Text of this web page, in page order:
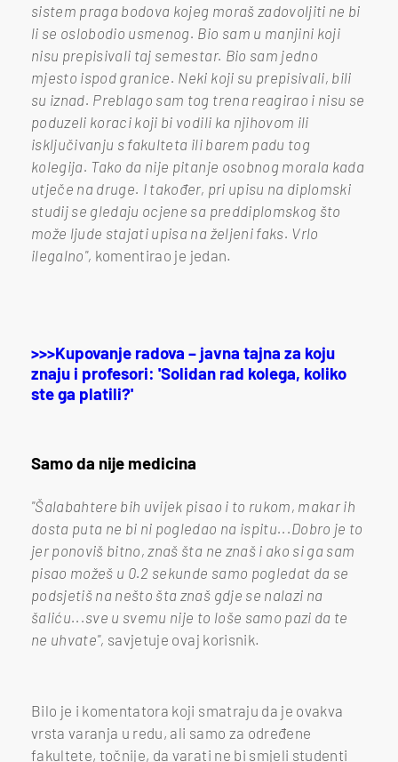
sistem praga bodova kojeg moraš zadovoljiti ne bi
li se oslobodio usmenog. Bio sam u manjini koji
nisu prepisivali taj semestar. Bio sam jedno
mjesto ispod granice. Neki koji su prepisivali, bili
su iznad. Preblago sam tog trena reagirao i nisu se
poduzeli koraci koji bi vodili ka njihovom ili
isključivanju s fakulteta ili barem padu tog
kolegija. Tako da nije pitanje osobnog morala kada
utječe na druge. I također, pri upisu na diplomski
studij se gledaju ocjene sa preddiplomskog što
može ljude stajati upisa na željeni faks. Vrlo
ilegalno", komentirao je jedan.
>>>Kupovanje radova – javna tajna za koju
znaju i profesori: 'Solidan rad kolega, koliko
ste ga platili?'
Samo da nije medicina
"Šalabahtere bih uvijek pisao i to rukom, makar ih
dosta puta ne bi ni pogledao na ispitu...Dobro je to
jer ponoviš bitno, znaš šta ne znaš i ako si ga sam
pisao možeš u 0.2 sekunde samo pogledat da se
podsjetiš na nešto šta znaš gdje se nalazi na
šaliću...sve u svemu nije to loše samo pazi da te
ne uhvate", savjetuje ovaj korisnik.
Bilo je i komentatora koji smatraju da je ovakva
vrsta varanja u redu, ali samo za određene
fakultete, točnije, da varati ne bi smjeli studenti